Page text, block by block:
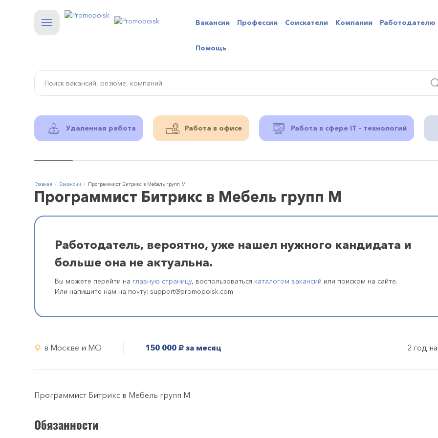
Вакансии Профессии Соискатели Компании Работодателю
Помощь
Удаленная работа Работа в офисе Работа в сфере IT - технологий
Главная Вакансии Программист Битрикс в Мебель групп М
Программист Битрикс в Мебель групп М
Работодатель, вероятно, уже нашел нужного кандидата и
больше она не актуальна.
Вы можете перейти на главную страницу, воспользоваться каталогом вакансий или поиском на сайте.
Или напишите нам на почту: support@promopoisk.com
в Москве и МО 150 000 руб. за месяц 2 год
Программист Битрикс в Мебель групп М
Обязанности